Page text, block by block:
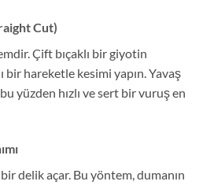
Cut)
Çift bıçaklı bir giyotin
bir hareketle kesimi yapın. Yavaş
yüzden hızlı ve sert bir vuruş en
delik açar. Bu yöntem, dumanın